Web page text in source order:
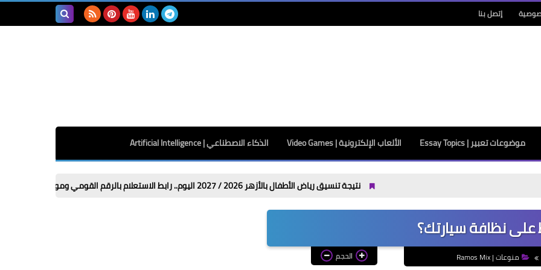
إتصل بنا
موضوعات تعبير | Essay Topics الألعاب الإلكترونية | Video Games الذكاء الاصطناعي | Artificial Intelligence
نتيجة تنسيق رياض الأطفال بالأزهر 2026 / 2027 اليوم.. رابط الاستعلام بالرقم القومي وموعد تسليم الملفات
نظافة سيارتك؟
منوعات | Ramos Mix الحجم